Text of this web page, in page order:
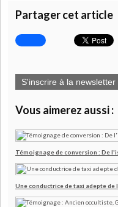
Partager cet article
S'inscrire à la newsletter
Vous aimerez aussi :
Témoignage de conversion : De
Une conductrice de taxi adepte de